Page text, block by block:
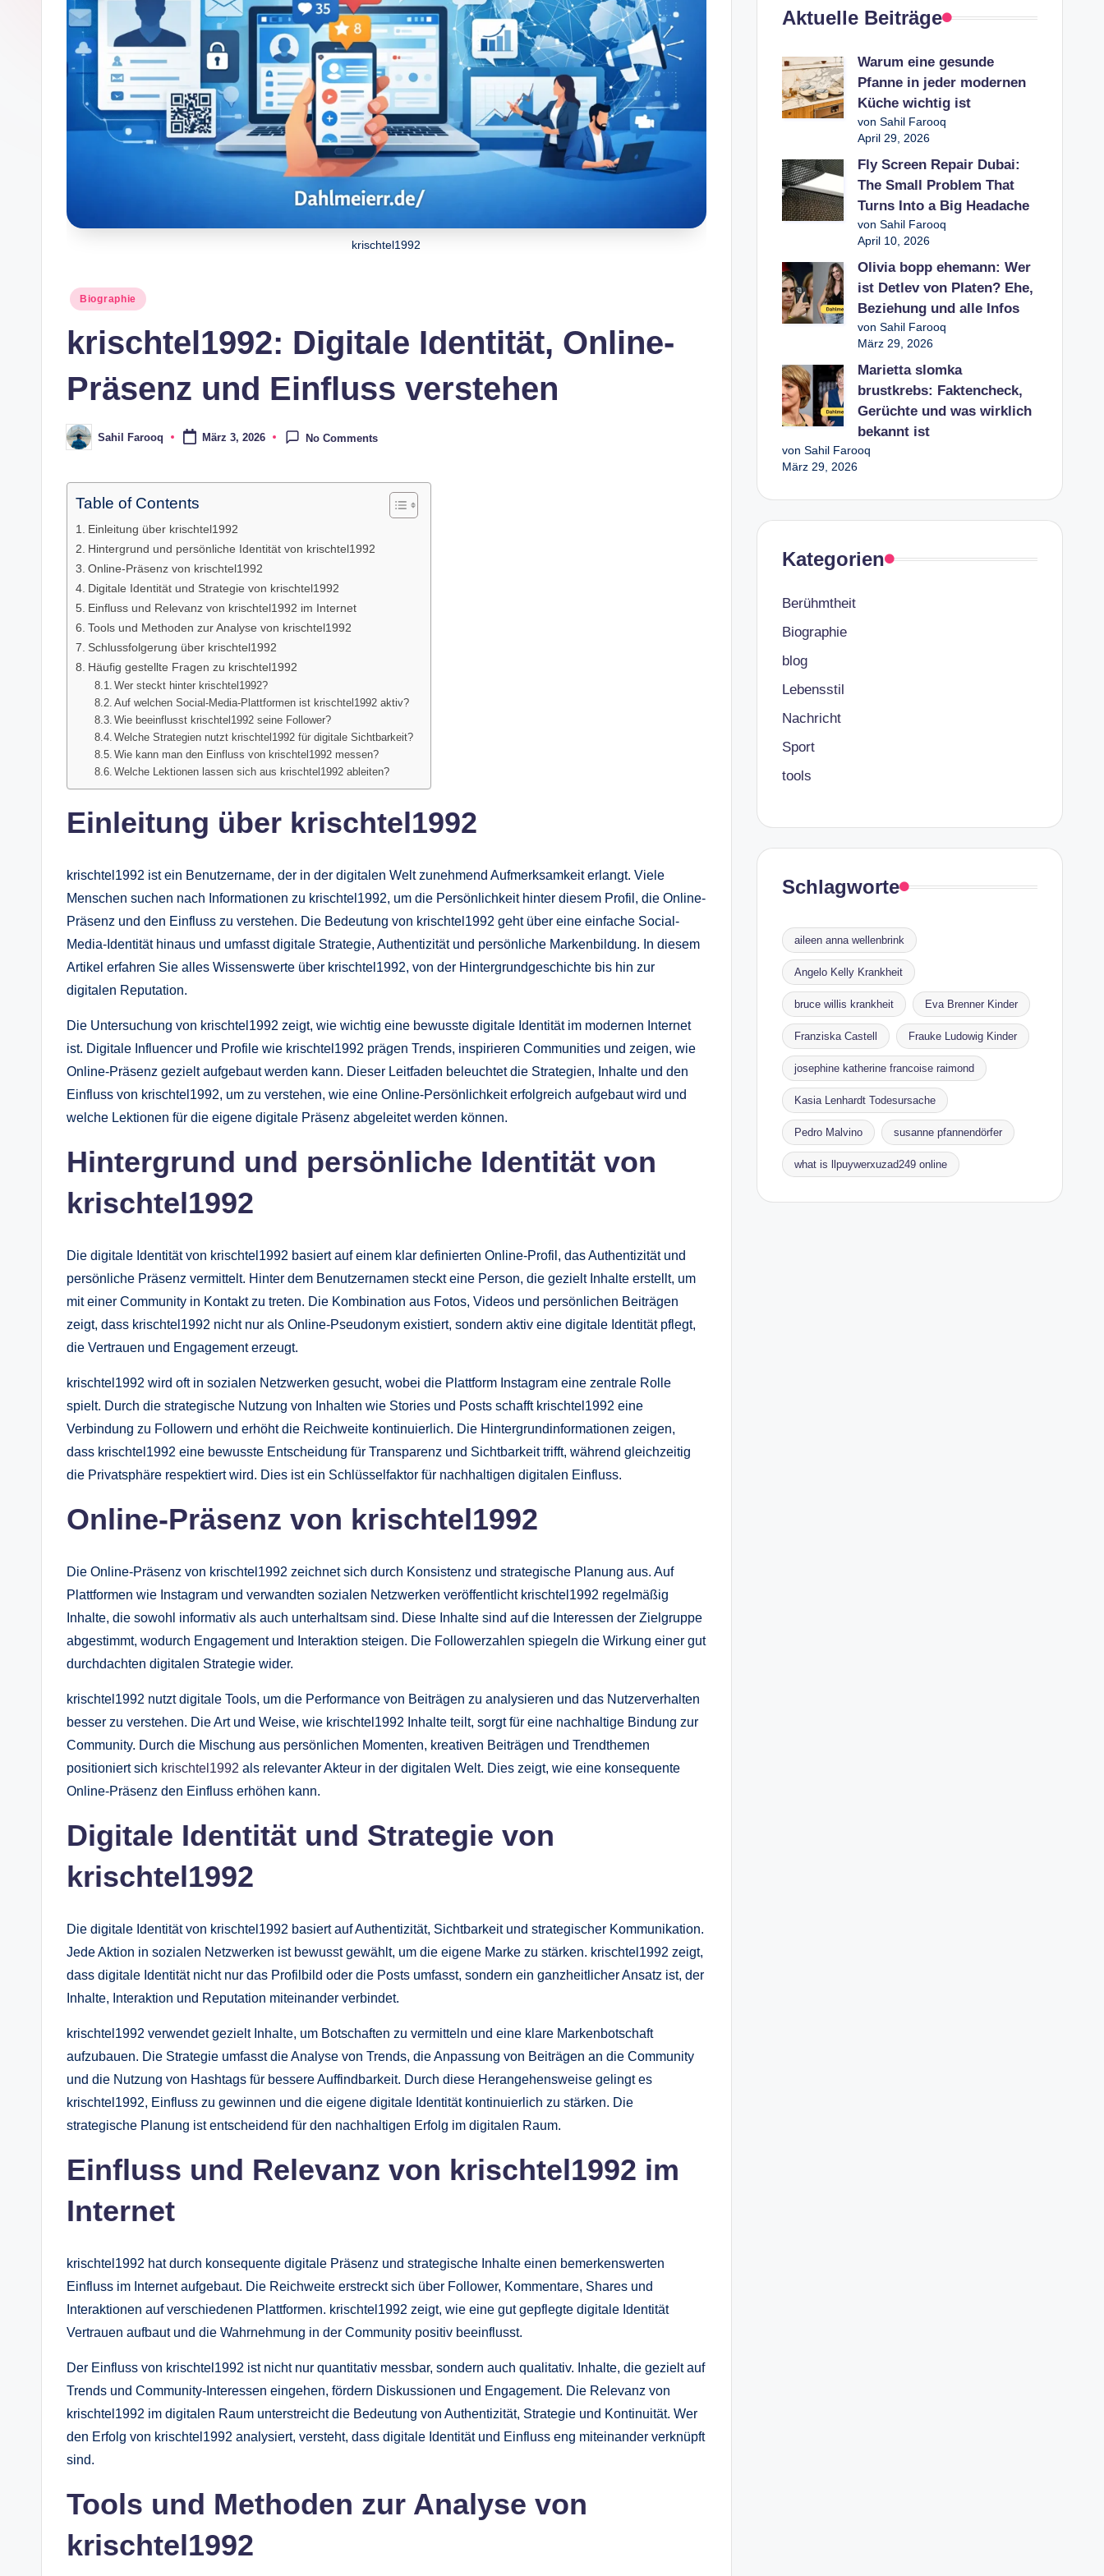
krischtel1992
Posted
Biographie
krischtel1992: Digitale Identität, Online-
Präsenz und Einfluss verstehen
PostedSahil Farooq März 3, 2026 No Comments
Table of Contents
Einleitung über krischtel1992
Hintergrund und persönliche Identität von krischtel1992
Online-Präsenz von krischtel1992
Digitale Identität und Strategie von krischtel1992
Einfluss und Relevanz von krischtel1992 im Internet
Tools und Methoden zur Analyse von krischtel1992
Schlussfolgerung über krischtel1992
Häufig gestellte Fragen zu krischtel1992
Wer steckt hinter krischtel1992?
Auf welchen Social-Media-Plattformen ist krischtel1992 aktiv?
Wie beeinflusst krischtel1992 seine Follower?
Welche Strategien nutzt krischtel1992 für digitale Sichtbarkeit?
Wie kann man den Einfluss von krischtel1992 messen?
Welche Lektionen lassen sich aus krischtel1992 ableiten?
Einleitung über krischtel1992
krischtel1992 ist ein Benutzername, der in der digitalen Welt zunehmend Aufmerksamkeit erlangt. Viele
Menschen suchen nach Informationen zu krischtel1992, um die Persönlichkeit hinter diesem Profil, die Online-
Präsenz und den Einfluss zu verstehen. Die Bedeutung von krischtel1992 geht über eine einfache Social-
Media-Identität hinaus und umfasst digitale Strategie, Authentizität und persönliche Markenbildung. In diesem
Artikel erfahren Sie alles Wissenswerte über krischtel1992, von der Hintergrundgeschichte bis hin zur
digitalen Reputation.
Die Untersuchung von krischtel1992 zeigt, wie wichtig eine bewusste digitale Identität im modernen Internet
ist. Digitale Influencer und Profile wie krischtel1992 prägen Trends, inspirieren Communities und zeigen, wie
Online-Präsenz gezielt aufgebaut werden kann. Dieser Leitfaden beleuchtet die Strategien, Inhalte und den
Einfluss von krischtel1992, um zu verstehen, wie eine Online-Persönlichkeit erfolgreich aufgebaut wird und
welche Lektionen für die eigene digitale Präsenz abgeleitet werden können.
Hintergrund und persönliche Identität von
krischtel1992
Die digitale Identität von krischtel1992 basiert auf einem klar definierten Online-Profil, das Authentizität und
persönliche Präsenz vermittelt. Hinter dem Benutzernamen steckt eine Person, die gezielt Inhalte erstellt, um
mit einer Community in Kontakt zu treten. Die Kombination aus Fotos, Videos und persönlichen Beiträgen
zeigt, dass krischtel1992 nicht nur als Online-Pseudonym existiert, sondern aktiv eine digitale Identität pflegt,
die Vertrauen und Engagement erzeugt.
krischtel1992 wird oft in sozialen Netzwerken gesucht, wobei die Plattform Instagram eine zentrale Rolle
spielt. Durch die strategische Nutzung von Inhalten wie Stories und Posts schafft krischtel1992 eine
Verbindung zu Followern und erhöht die Reichweite kontinuierlich. Die Hintergrundinformationen zeigen,
dass krischtel1992 eine bewusste Entscheidung für Transparenz und Sichtbarkeit trifft, während gleichzeitig
die Privatsphäre respektiert wird. Dies ist ein Schlüsselfaktor für nachhaltigen digitalen Einfluss.
Online-Präsenz von krischtel1992
Die Online-Präsenz von krischtel1992 zeichnet sich durch Konsistenz und strategische Planung aus. Auf
Plattformen wie Instagram und verwandten sozialen Netzwerken veröffentlicht krischtel1992 regelmäßig
Inhalte, die sowohl informativ als auch unterhaltsam sind. Diese Inhalte sind auf die Interessen der Zielgruppe
abgestimmt, wodurch Engagement und Interaktion steigen. Die Followerzahlen spiegeln die Wirkung einer gut
durchdachten digitalen Strategie wider.
krischtel1992 nutzt digitale Tools, um die Performance von Beiträgen zu analysieren und das Nutzerverhalten
besser zu verstehen. Die Art und Weise, wie krischtel1992 Inhalte teilt, sorgt für eine nachhaltige Bindung zur
Community. Durch die Mischung aus persönlichen Momenten, kreativen Beiträgen und Trendthemen
positioniert sich krischtel1992 als relevanter Akteur in der digitalen Welt. Dies zeigt, wie eine konsequente
Online-Präsenz den Einfluss erhöhen kann.
Digitale Identität und Strategie von
krischtel1992
Die digitale Identität von krischtel1992 basiert auf Authentizität, Sichtbarkeit und strategischer Kommunikation.
Jede Aktion in sozialen Netzwerken ist bewusst gewählt, um die eigene Marke zu stärken. krischtel1992 zeigt,
dass digitale Identität nicht nur das Profilbild oder die Posts umfasst, sondern ein ganzheitlicher Ansatz ist, der
Inhalte, Interaktion und Reputation miteinander verbindet.
krischtel1992 verwendet gezielt Inhalte, um Botschaften zu vermitteln und eine klare Markenbotschaft
aufzubauen. Die Strategie umfasst die Analyse von Trends, die Anpassung von Beiträgen an die Community
und die Nutzung von Hashtags für bessere Auffindbarkeit. Durch diese Herangehensweise gelingt es
krischtel1992, Einfluss zu gewinnen und die eigene digitale Identität kontinuierlich zu stärken. Die
strategische Planung ist entscheidend für den nachhaltigen Erfolg im digitalen Raum.
Einfluss und Relevanz von krischtel1992 im
Internet
krischtel1992 hat durch konsequente digitale Präsenz und strategische Inhalte einen bemerkenswerten
Einfluss im Internet aufgebaut. Die Reichweite erstreckt sich über Follower, Kommentare, Shares und
Interaktionen auf verschiedenen Plattformen. krischtel1992 zeigt, wie eine gut gepflegte digitale Identität
Vertrauen aufbaut und die Wahrnehmung in der Community positiv beeinflusst.
Der Einfluss von krischtel1992 ist nicht nur quantitativ messbar, sondern auch qualitativ. Inhalte, die gezielt auf
Trends und Community-Interessen eingehen, fördern Diskussionen und Engagement. Die Relevanz von
krischtel1992 im digitalen Raum unterstreicht die Bedeutung von Authentizität, Strategie und Kontinuität. Wer
den Erfolg von krischtel1992 analysiert, versteht, dass digitale Identität und Einfluss eng miteinander verknüpft
sind.
Tools und Methoden zur Analyse von
krischtel1992
Aktuelle Beiträge
Warum eine gesunde
Pfanne in jeder modernen
Küche wichtig ist
von Sahil Farooq
April 29, 2026
Fly Screen Repair Dubai:
The Small Problem That
Turns Into a Big Headache
von Sahil Farooq
April 10, 2026
Olivia bopp ehemann: Wer
ist Detlev von Platen? Ehe,
Beziehung und alle Infos
von Sahil Farooq
März 29, 2026
Marietta slomka
brustkrebs: Faktencheck,
Gerüchte und was wirklich
bekannt ist
von Sahil Farooq
März 29, 2026
Kategorien
Berühmtheit
Biographie
blog
Lebensstil
Nachricht
Sport
tools
Schlagworte
aileen anna wellenbrink
Angelo Kelly Krankheit
bruce willis krankheit Eva Brenner Kinder
Franziska Castell Frauke Ludowig Kinder
josephine katherine francoise raimond
Kasia Lenhardt Todesursache
Pedro Malvino susanne pfannendörfer
what is llpuywerxuzad249 online